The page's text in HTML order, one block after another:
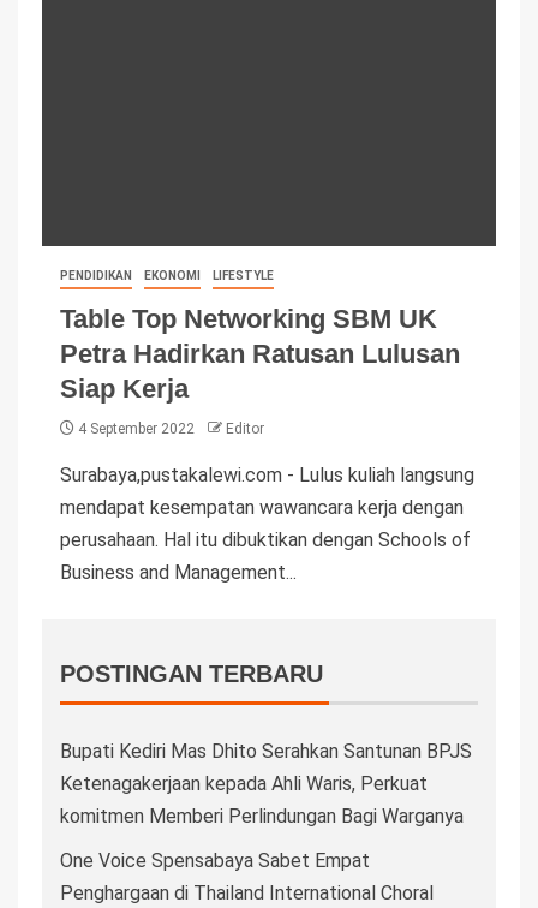
PENDIDIKAN EKONOMI LIFESTYLE
Table Top Networking SBM UK
Petra Hadirkan Ratusan Lulusan
Siap Kerja
4 September 2022 Editor
Surabaya,pustakalewi.com - Lulus kuliah langsung
mendapat kesempatan wawancara kerja dengan
perusahaan. Hal itu dibuktikan dengan Schools of
Business and Management...
POSTINGAN TERBARU
Bupati Kediri Mas Dhito Serahkan Santunan BPJS
Ketenagakerjaan kepada Ahli Waris, Perkuat
komitmen Memberi Perlindungan Bagi Warganya
One Voice Spensabaya Sabet Empat
Penghargaan di Thailand International Choral